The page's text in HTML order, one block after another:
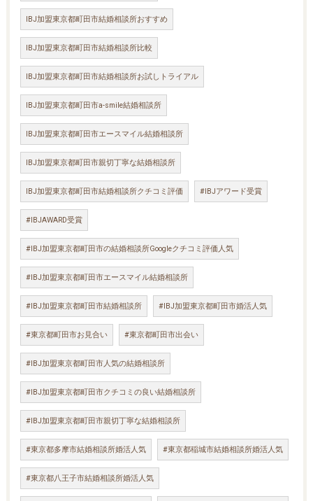
IBJ加盟東京都町田市結婚相談所おすすめ
IBJ加盟東京都町田市結婚相談所比較
IBJ加盟東京都町田市結婚相談所お試しトライアル
IBJ加盟東京都町田市a-smile結婚相談所
IBJ加盟東京都町田市エースマイル結婚相談所
IBJ加盟東京都町田市親切丁寧な結婚相談所
IBJ加盟東京都町田市結婚相談所クチコミ評価 #IBJアワード受賞
#IBJAWARD受賞
#IBJ加盟東京都町田市の結婚相談所Googleクチコミ評価人気
#IBJ加盟東京都町田市エースマイル結婚相談所
#IBJ加盟東京都町田市結婚相談所 #IBJ加盟東京都町田市婚活人気
#東京都町田市お見合い #東京都町田市出会い
#IBJ加盟東京都町田市人気の結婚相談所
#IBJ加盟東京都町田市クチコミの良い結婚相談所
#IBJ加盟東京都町田市親切丁寧な結婚相談所
#東京都多摩市結婚相談所婚活人気 #東京都稲城市結婚相談所婚活人気
#東京都八王子市結婚相談所婚活人気